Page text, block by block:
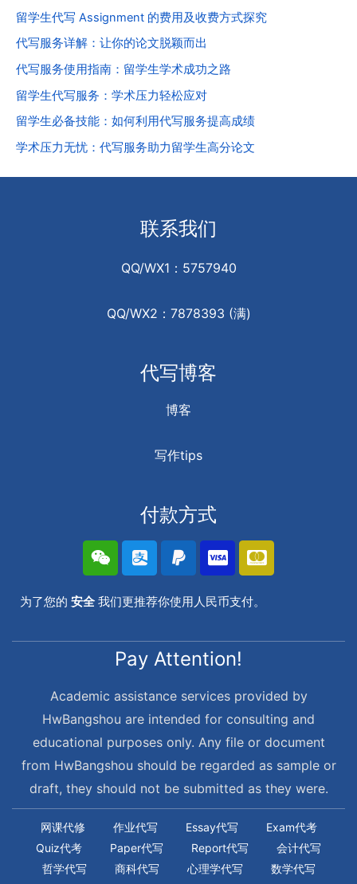
留学生代写 Assignment 的费用及收费方式探究
代写服务详解：让你的论文脱颖而出
代写服务使用指南：留学生学术成功之路
留学生代写服务：学术压力轻松应对
留学生必备技能：如何利用代写服务提高成绩
学术压力无忧：代写服务助力留学生高分论文
联系我们
QQ/WX1：5757940
QQ/WX2：7878393 (满)
代写博客
博客
写作tips
付款方式
为了您的 安全 我们更推荐你使用人民币支付。
Pay Attention!
Academic assistance services provided by
HwBangshou are intended for consulting and
educational purposes only. Any file or document
from HwBangshou should be regarded as sample or
draft, they should not be submitted as they were.
网课代修 作业代写 Essay代写
Exam代考
Quiz代考
Paper代写 Report代写
会计代写
哲学代写
商科代写 心理学代写
数学代写